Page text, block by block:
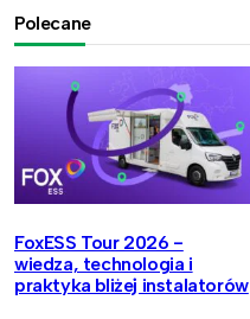
Polecane
FoxESS Tour 2026 -
wiedza, technologia i
praktyka bliżej instalatorów